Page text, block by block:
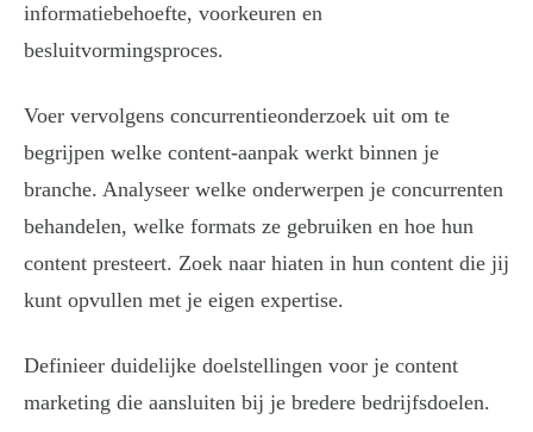
informatiebehoefte, voorkeuren en
besluitvormingsproces.
Voer vervolgens concurrentieonderzoek uit om te
begrijpen welke content-aanpak werkt binnen je
branche. Analyseer welke onderwerpen je concurrenten
behandelen, welke formats ze gebruiken en hoe hun
content presteert. Zoek naar hiaten in hun content die jij
kunt opvullen met je eigen expertise.
Definieer duidelijke doelstellingen voor je content
marketing die aansluiten bij je bredere bedrijfsdoelen.